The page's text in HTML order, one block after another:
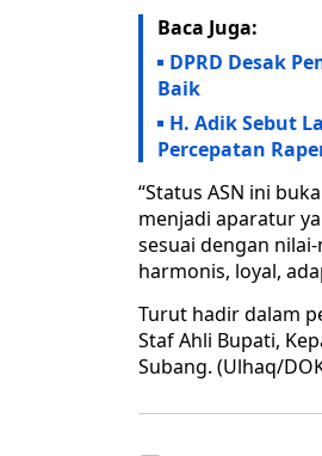
Baca Juga:
DPRD Desak
Baik
H. Adik Sebut
Percepatan
“Status ASN ini
menjadi aparatur
sesuai dengan
harmonis, loyal,
Turut hadir dalam
Staf Ahli Bupati,
Subang. (Ulhaq/